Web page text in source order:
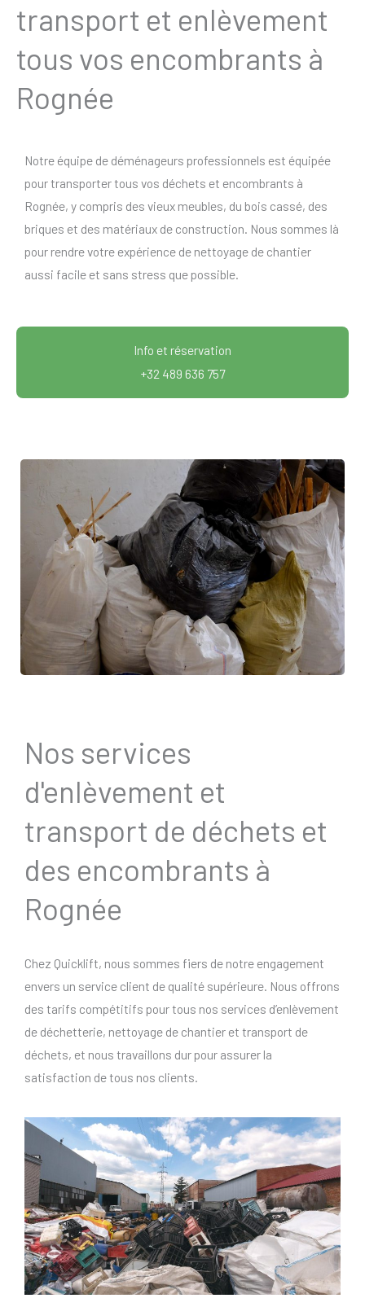
transport et enlèvement
tous vos encombrants à
Rognée
Notre équipe de déménageurs professionnels est équipée
pour transporter tous vos déchets et encombrants à
Rognée, y compris des vieux meubles, du bois cassé, des
briques et des matériaux de construction. Nous sommes là
pour rendre votre expérience de nettoyage de chantier
aussi facile et sans stress que possible.
Info et réservation
+32 489 636 757
Nos services
d'enlèvement et
transport de déchets et
des encombrants à
Rognée
Chez Quicklift, nous sommes fiers de notre engagement
envers un service client de qualité supérieure. Nous offrons
des tarifs compétitifs pour tous nos services d’enlèvement
de déchetterie, nettoyage de chantier et transport de
déchets, et nous travaillons dur pour assurer la
satisfaction de tous nos clients.